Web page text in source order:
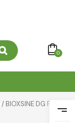
0
/ BIOXSINE DG Forte